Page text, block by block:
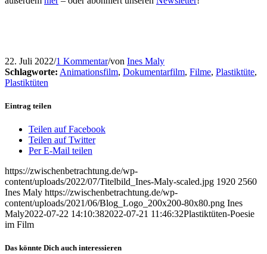
22. Juli 2022/1 Kommentar/von Ines Maly
Schlagworte: Animationsfilm, Dokumentarfilm, Filme, Plastiktüte,
Plastiktüten
Eintrag teilen
Teilen auf Facebook
Teilen auf Twitter
Per E-Mail teilen
https://zwischenbetrachtung.de/wp-
content/uploads/2022/07/Titelbild_Ines-Maly-scaled.jpg 1920 2560
Ines Maly https://zwischenbetrachtung.de/wp-
content/uploads/2021/06/Blog_Logo_200x200-80x80.png Ines
Maly2022-07-22 14:10:382022-07-21 11:46:32Plastiktüten-Poesie
im Film
Das könnte Dich auch interessieren